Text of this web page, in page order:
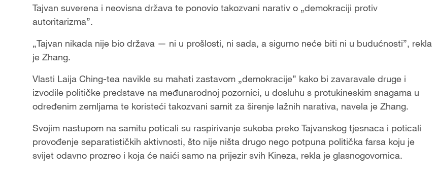
Tajvan suverena i neovisna država te ponovio takozvani narativ o „demokraciji protiv
autoritarizma”.
„Tajvan nikada nije bio država — ni u prošlosti, ni sada, a sigurno neće biti ni u budućnosti”, rekla
je Zhang.
Vlasti Laija Ching-tea navikle su mahati zastavom „demokracije” kako bi zavaravale druge i
izvodile političke predstave na međunarodnoj pozornici, u dosluhu s protukineskim snagama u
određenim zemljama te koristeći takozvani samit za širenje lažnih narativa, navela je Zhang.
Svojim nastupom na samitu poticali su raspirivanje sukoba preko Tajvanskog tjesnaca i poticali
provođenje separatističkih aktivnosti, što nije ništa drugo nego potpuna politička farsa koju je
svijet odavno prozreo i koja će naići samo na prijezir svih Kineza, rekla je glasnogovornica.